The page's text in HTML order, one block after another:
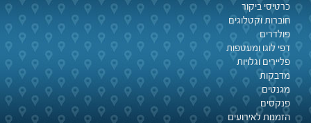
כרטיסי ביקור
חוברות וקטלוגים
פולדרים
דפי לוגו ומעטפות
פליירים וגלויות
מדבקות
מגנטים
פנקסים
הזמנות לאירועים